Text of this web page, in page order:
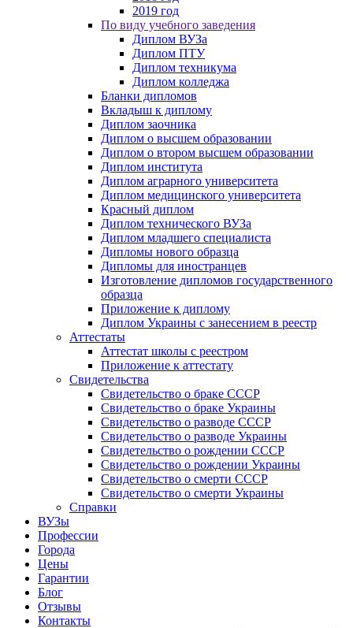
2019 год
По виду учебного заведения
Диплом ВУЗа
Диплом ПТУ
Диплом техникума
Диплом колледжа
Бланки дипломов
Вкладыш к диплому
Диплом заочника
Диплом о высшем образовании
Диплом о втором высшем образовании
Диплом института
Диплом аграрного университета
Диплом медицинского университета
Красный диплом
Диплом технического ВУЗа
Диплом младшего специалиста
Дипломы нового образца
Дипломы для иностранцев
Изготовление дипломов государственного
образца
Приложение к диплому
Диплом Украины с занесением в реестр
Аттестаты
Аттестат школы с реестром
Приложение к аттестату
Свидетельства
Свидетельство о браке СССР
Свидетельство о браке Украины
Свидетельство о разводе СССР
Свидетельство о разводе Украины
Свидетельство о рождении СССР
Свидетельство о рождении Украины
Свидетельство о смерти СССР
Свидетельство о смерти Украины
Справки
ВУЗы
Профессии
Города
Цены
Гарантии
Блог
Отзывы
Контакты